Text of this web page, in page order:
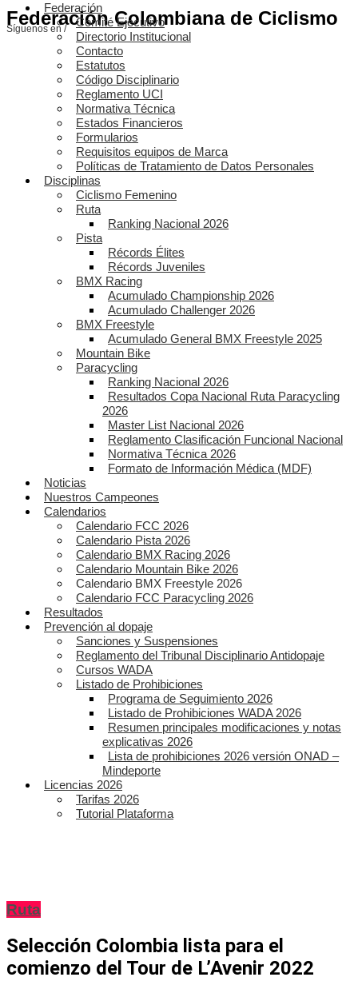
Federación Colombiana de Ciclismo
Síguenos en /
Federación
Comité Ejecutivo
Directorio Institucional
Contacto
Estatutos
Código Disciplinario
Reglamento UCI
Normativa Técnica
Estados Financieros
Formularios
Requisitos equipos de Marca
Políticas de Tratamiento de Datos Personales
Disciplinas
Ciclismo Femenino
Ruta
Ranking Nacional 2026
Pista
Récords Élites
Récords Juveniles
BMX Racing
Acumulado Championship 2026
Acumulado Challenger 2026
BMX Freestyle
Acumulado General BMX Freestyle 2025
Mountain Bike
Paracycling
Ranking Nacional 2026
Resultados Copa Nacional Ruta Paracycling
2026
Master List Nacional 2026
Reglamento Clasificación Funcional Nacional
Normativa Técnica 2026
Formato de Información Médica (MDF)
Noticias
Nuestros Campeones
Calendarios
Calendario FCC 2026
Calendario Pista 2026
Calendario BMX Racing 2026
Calendario Mountain Bike 2026
Calendario BMX Freestyle 2026
Calendario FCC Paracycling 2026
Resultados
Prevención al dopaje
Sanciones y Suspensiones
Reglamento del Tribunal Disciplinario Antidopaje
Cursos WADA
Listado de Prohibiciones
Programa de Seguimiento 2026
Listado de Prohibiciones WADA 2026
Resumen principales modificaciones y notas
explicativas 2026
Lista de prohibiciones 2026 versión ONAD –
Mindeporte
Licencias 2026
Tarifas 2026
Tutorial Plataforma
Ruta
Selección Colombia lista para el
comienzo del Tour de L’Avenir 2022